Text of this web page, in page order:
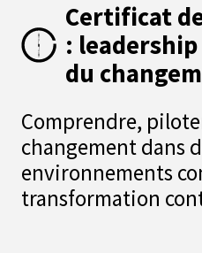
Certificat
:
du
Comprendre,
changement dans
environnements
transformation